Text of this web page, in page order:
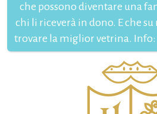
che possono diventare una
chi li riceverà in dono. E che
trovare la miglior vetrina. Info: